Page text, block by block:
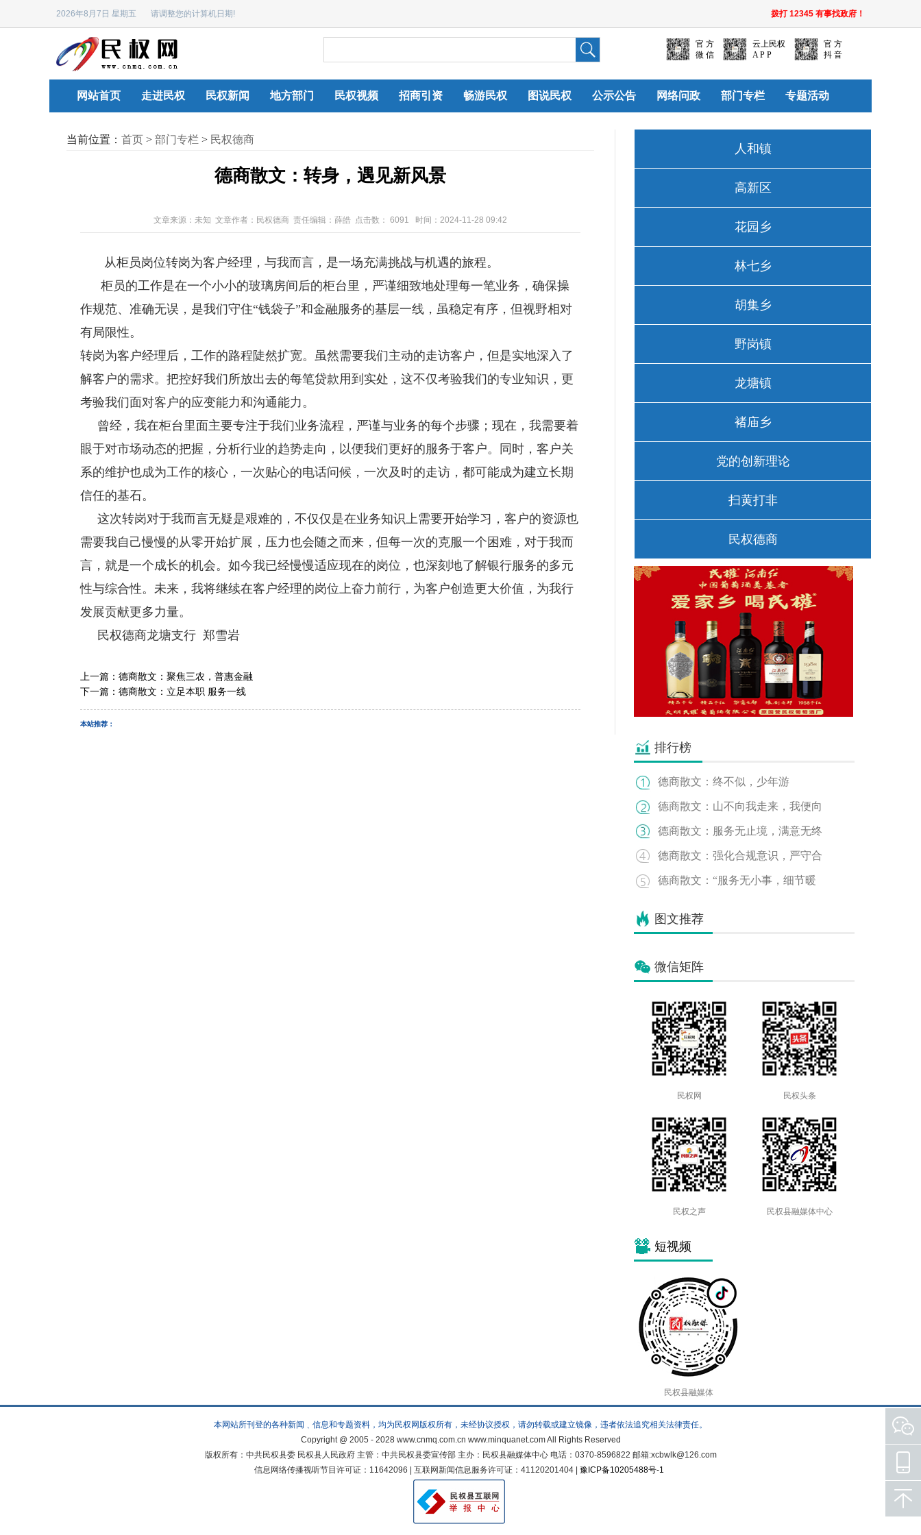
2026年8月7日 星期五 请调整您的计算机日期! 拨打 12345 有事找政府！
官 方
微 信
云上民权
A P P
官 方
抖 音
网站首页 走进民权 民权新闻 地方部门 民权视频 招商引资 畅游民权 图说民权 公示公告 网络问政 部门专栏 专题活动
当前位置： 首页 > 部门专栏 > 民权德商
德商散文：转身，遇见新风景
文章来源：未知 文章作者：民权德商 责任编辑：薛皓 点击数： 6091 时间：2024-11-28 09:42
从柜员岗位转岗为客户经理，与我而言，是一场充满挑战与机遇的旅程。
柜员的工作是在一个小小的玻璃房间后的柜台里，严谨细致地处理每一笔业务，确保操
作规范、准确无误，是我们守住“钱袋子”和金融服务的基层一线，虽稳定有序，但视野相对
有局限性。
转岗为客户经理后，工作的路程陡然扩宽。虽然需要我们主动的走访客户，但是实地深入了
解客户的需求。把控好我们所放出去的每笔贷款用到实处，这不仅考验我们的专业知识，更
考验我们面对客户的应变能力和沟通能力。
曾经，我在柜台里面主要专注于我们业务流程，严谨与业务的每个步骤；现在，我需要着
眼于对市场动态的把握，分析行业的趋势走向，以便我们更好的服务于客户。同时，客户关
系的维护也成为工作的核心，一次贴心的电话问候，一次及时的走访，都可能成为建立长期
信任的基石。
这次转岗对于我而言无疑是艰难的，不仅仅是在业务知识上需要开始学习，客户的资源也
需要我自己慢慢的从零开始扩展，压力也会随之而来，但每一次的克服一个困难，对于我而
言，就是一个成长的机会。如今我已经慢慢适应现在的岗位，也深刻地了解银行服务的多元
性与综合性。未来，我将继续在客户经理的岗位上奋力前行，为客户创造更大价值，为我行
发展贡献更多力量。
民权德商龙塘支行 郑雪岩
上一篇： 德商散文：聚焦三农，普惠金融
下一篇： 德商散文：立足本职 服务一线
本站推荐：
人和镇
高新区
花园乡
林七乡
胡集乡
野岗镇
龙塘镇
褚庙乡
党的创新理论
扫黄打非
民权德商
排行榜
德商散文：终不似，少年游
德商散文：山不向我走来，我便向
德商散文：服务无止境，满意无终
德商散文：强化合规意识，严守合
德商散文：“服务无小事，细节暖
图文推荐
微信矩阵
民权网 民权头条
民权之声 民权县融媒体中心
短视频
民权县融媒体
本网站所刊登的各种新闻﹑信息和专题资料，均为民权网版权所有，未经协议授权，请勿转载或建立镜像，违者依法追究相关法律责任。
Copyright @ 2005 - 2028 www.cnmq.com.cn www.minquanet.com All Rights Reserved
版权所有：中共民权县委 民权县人民政府 主管：中共民权县委宣传部 主办：民权县融媒体中心 电话：0370-8596822 邮箱:xcbwlk@126.com
信息网络传播视听节目许可证：11642096 | 互联网新闻信息服务许可证：41120201404 | 豫ICP备10205488号-1